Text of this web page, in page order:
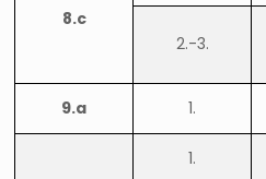
8.c
2.-3.
9.a 1.
1.